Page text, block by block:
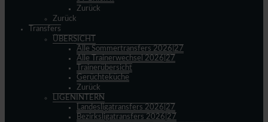
Zurück
Zurück
Transfers
ÜBERSICHT
Alle Sommertransfers 2026|27
Alle Trainerwechsel 2026|27
Trainerübersicht
Gerüchteküche
Zurück
LIGENINTERN
Landesligatransfers 2026|27
Bezirksligatransfers 2026|27